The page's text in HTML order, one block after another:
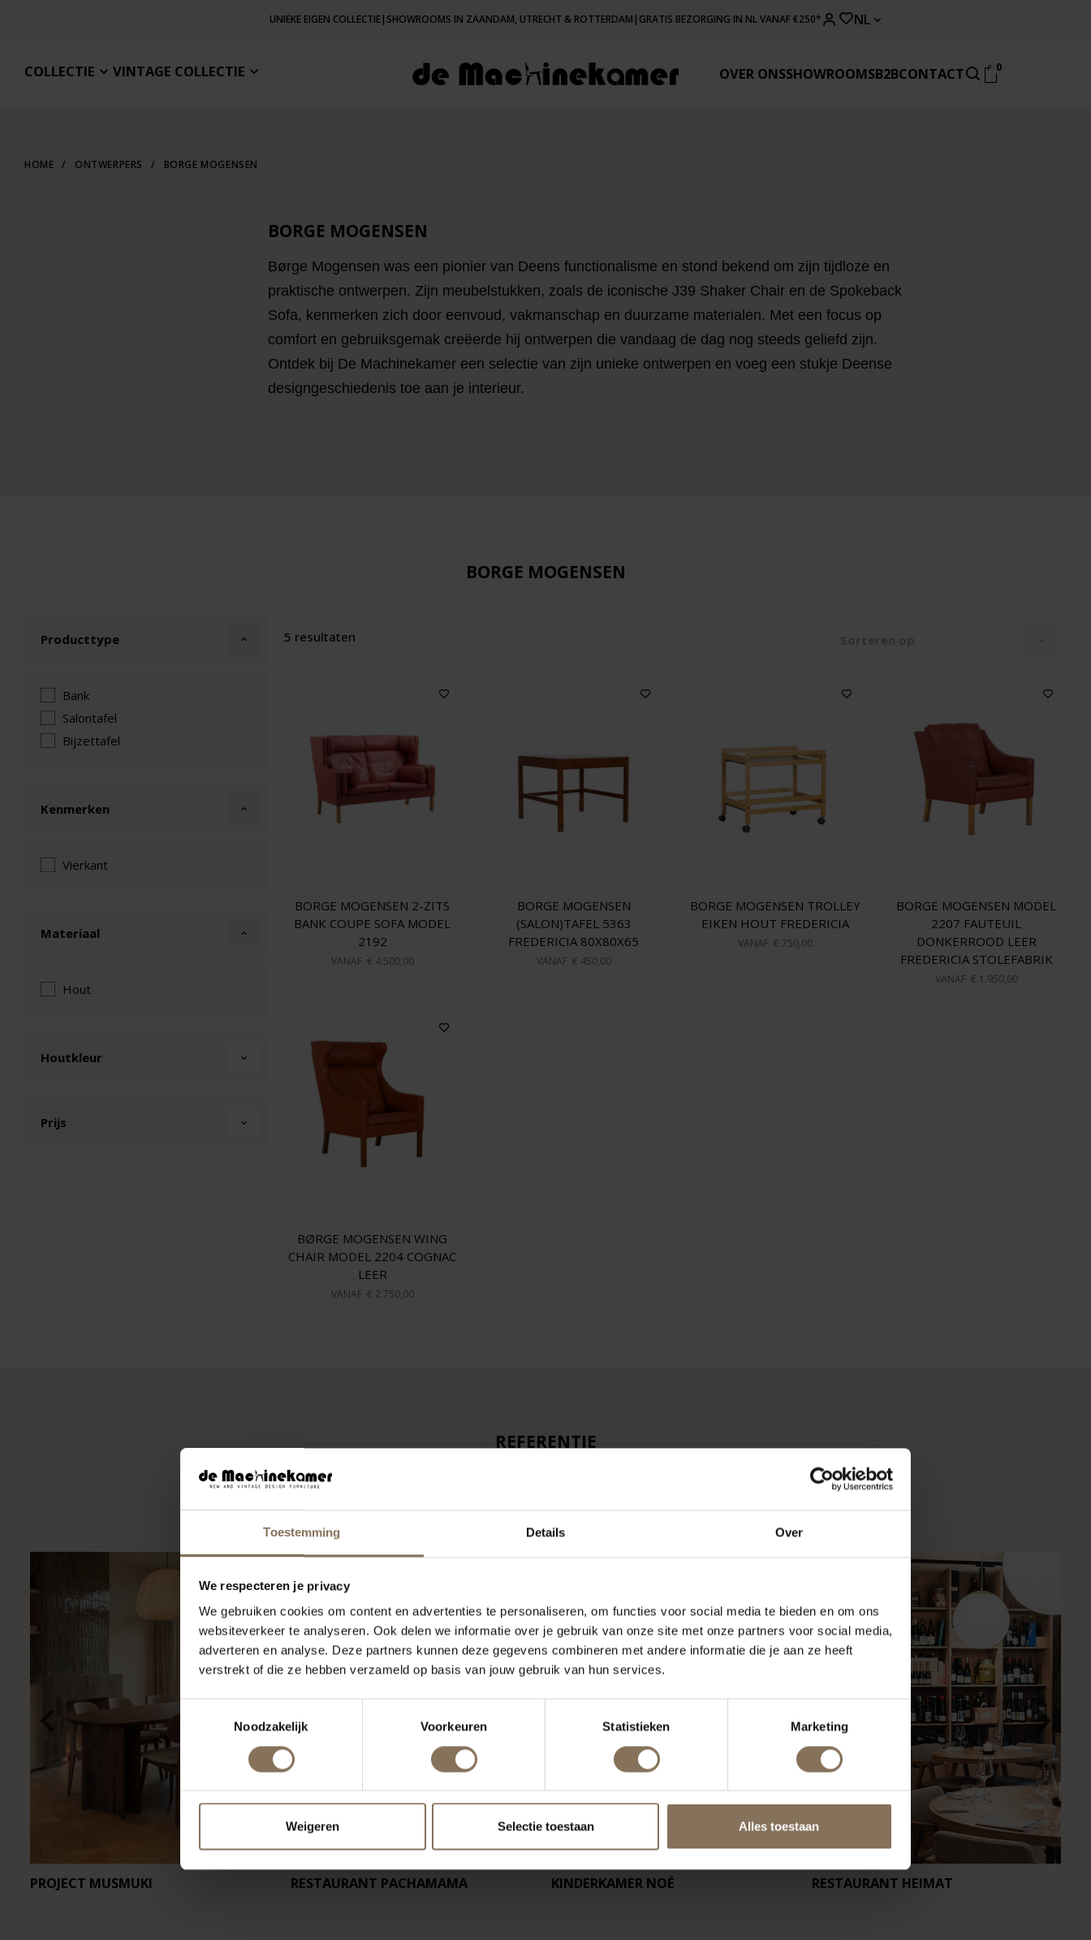
Toestemming Details Over
We respecteren je privacy
We gebruiken cookies om content en advertenties te personaliseren, om functies voor social media te bieden en om ons
websiteverkeer te analyseren. Ook delen we informatie over je gebruik van onze site met onze partners voor social media,
adverteren en analyse. Deze partners kunnen deze gegevens combineren met andere informatie die je aan ze heeft
verstrekt of die ze hebben verzameld op basis van jouw gebruik van hun services.
Noodzakelijk
Voorkeuren Statistieken Marketing
Weigeren Selectie toestaan Alles toestaan
UNIEKE EIGEN COLLECTIE| SHOWROOMS IN ZAANDAM, UTRECHT & ROTTERDAM | GRATIS BEZORGING IN NL VANAF €250* NL
COLLECTIE VINTAGE COLLECTIE OVER ONSSHOWROOMSB2BCONTACT 0
HOME / ONTWERPERS / BORGE MOGENSEN
BORGE MOGENSEN
Børge Mogensen was een pionier van Deens functionalisme en stond bekend om zijn tijdloze en
praktische ontwerpen. Zijn meubelstukken, zoals de iconische J39 Shaker Chair en de Spokeback
Sofa, kenmerken zich door eenvoud, vakmanschap en duurzame materialen. Met een focus op
comfort en gebruiksgemak creëerde hij ontwerpen die vandaag de dag nog steeds geliefd zijn.
Ontdek bij De Machinekamer een selectie van zijn unieke ontwerpen en voeg een stukje Deense
designgeschiedenis toe aan je interieur.
BORGE MOGENSEN
Producttype
Bank
Salontafel
Bijzettafel
Kenmerken
Vierkant
Materiaal
Hout
Houtkleur
Prijs
5 resultaten
BORGE MOGENSEN 2-ZITS
BANK COUPE SOFA MODEL
2192
VANAF € 4.500,00
BORGE MOGENSEN
(SALON)TAFEL 5363
FREDERICIA 80X80X65
VANAF € 450,00
BORGE MOGENSEN TROLLEY
EIKEN HOUT FREDERICIA
VANAF € 750,00
BORGE MOGENSEN MODEL
2207 FAUTEUIL
DONKERROOD LEER
FREDERICIA STOLEFABRIK
VANAF € 1.950,00
BØRGE MOGENSEN WING
CHAIR MODEL 2204 COGNAC
LEER
VANAF € 2.750,00
REFERENTIE
Ook voor de zakelijke markt zijn er veel mogelijkheden. We hebben al bij diverse projecten onze
PROJECT MUSMUKI RESTAURANT PACHAMAMA KINDERKAMER NOÉ RESTAURANT HEIMAT